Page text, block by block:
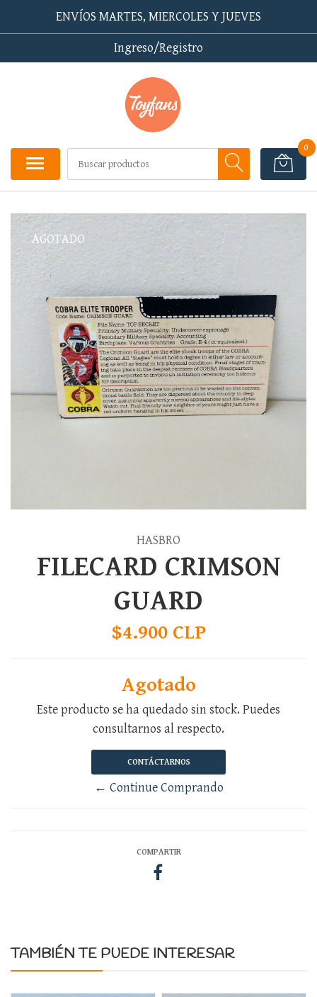
ENVÍOS MARTES, MIERCOLES Y JUEVES
Ingreso/Registro
0
AGOTADO
HASBRO
FILECARD CRIMSON
GUARD
$4.900 CLP
Agotado
Este producto se ha quedado sin stock. Puedes
consultarnos al respecto.
CONTÁCTARNOS
← Continue Comprando
COMPARTIR
TAMBIÉN TE PUEDE INTERESAR